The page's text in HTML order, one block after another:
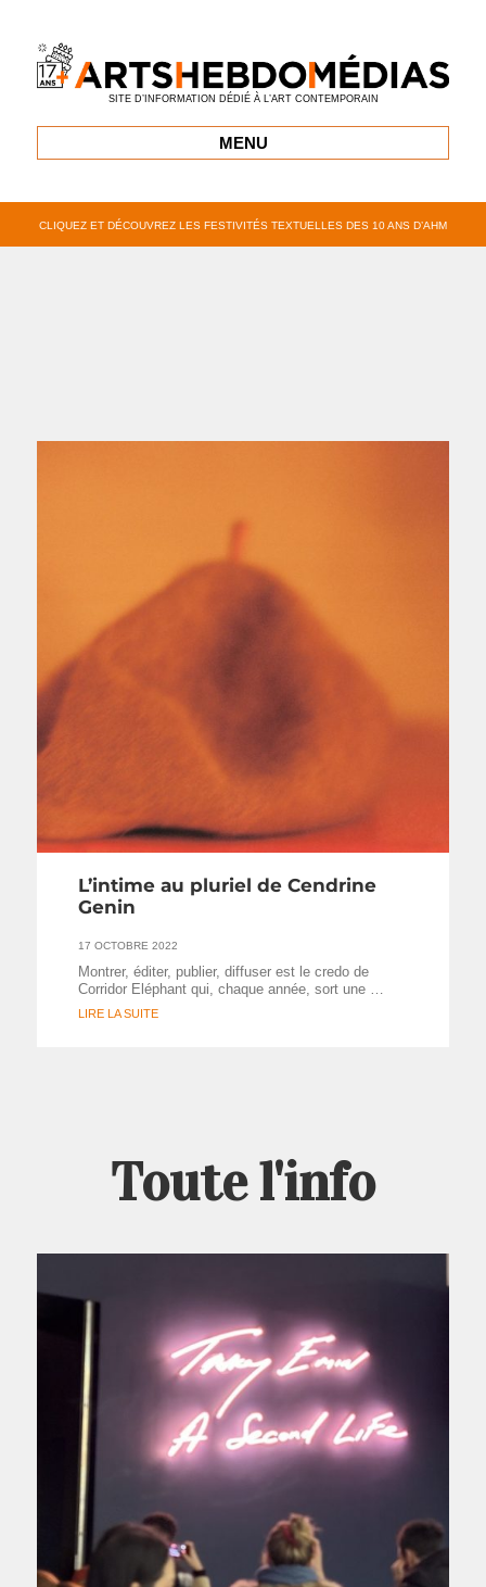
SITE D’INFORMATION DÉDIÉ À L’ART CONTEMPORAIN
MENU
CLIQUEZ ET DÉCOUVREZ LES FESTIVITÉS TEXTUELLES DES 10 ANS D’AHM
L’intime au pluriel de Cendrine
Genin
17 OCTOBRE 2022
Montrer, éditer, publier, diffuser est le credo de
Corridor Eléphant qui, chaque année, sort une …
LIRE LA SUITE
Toute l'info